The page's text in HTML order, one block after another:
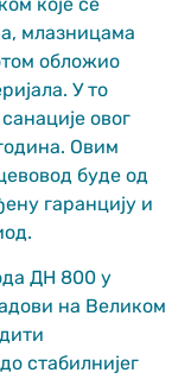
млазницама
обложио
У то
овог
Овим
буде од
гаранцију и
ДН 800 у
на Великом
стабилнијег